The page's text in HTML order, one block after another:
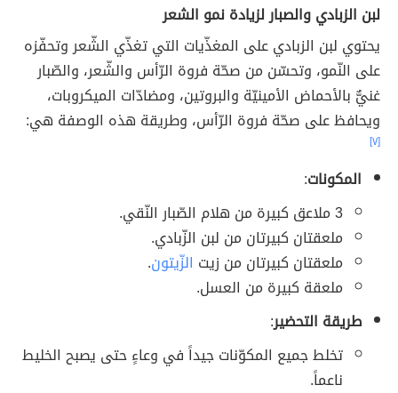
لبن الزبادي والصبار لزيادة نمو الشعر
يحتوي لبن الزبادي على المغذّيات التي تغذّي الشّعر وتحفّزه
على النّمو، وتحسّن من صحّة فروة الرّأس والشّعر، والصّبار
غنيٌّ بالأحماض الأمينيّة والبروتين، ومضادّات الميكروبات،
ويحافظ على صحّة فروة الرّأس، وطريقة هذه الوصفة هي:
[٧]
المكونات:
3 ملاعق كبيرة من هلام الصّبار النّقي.
ملعقتان كبيرتان من لبن الزّبادي.
ملعقتان كبيرتان من زيت الزّيتون.
ملعقة كبيرة من العسل.
طريقة التحضير:
تخلط جميع المكوّنات جيداً في وعاءٍ حتى يصبح الخليط
ناعماً.